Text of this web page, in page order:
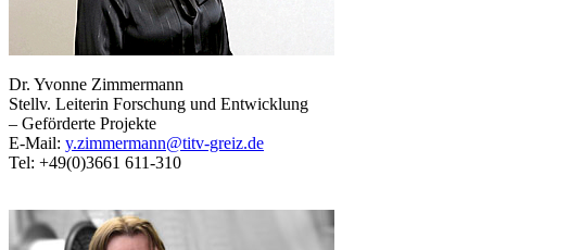
Dr. Yvonne Zimmermann
Stellv. Leiterin Forschung und Entwicklung
– Geförderte Projekte
E-Mail: y.zimmermann@titv-greiz.de
Tel: +49(0)3661 611-310